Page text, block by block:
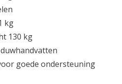
kg
130 kg
goede ondersteuning